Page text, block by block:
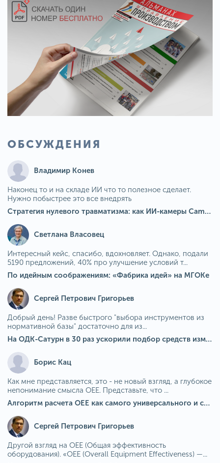
ОБСУЖДЕНИЯ
Владимир Конев
Наконец то и на складе ИИ что то полезное сделает.
Нужно побыстрее это все внедрять
Стратегия нулевого травматизма: как ИИ-камеры Camkord снижают риск наезда на пешехода при работе на погрузчике
Светлана Власовец
Интересный кейс, спасибо, вдохновляет. Однако, подали
5190 предложений, 40% про улучшение условий т...
По идейным соображениям: «Фабрика идей» на МГОКе
Сергей Петрович Григорьев
Добрый день! Разве быстрого "выбора инструментов из
нормативной базы" достаточно для из...
На ОДК-Сатурн в 30 раз ускорили подбор средств измерения для контроля качества продукции
Борис Кац
Как мне представляется, это - не новый взгляд, а глубокое
непонимание смысла OEE. Представьте, что ...
Алгоритм расчета ОЕЕ как самого универсального и современного показателя эффективности оборудования в мире
Сергей Петрович Григорьев
Другой взгляд на OEE (Общая эффективность
оборудования). «OEE (Overall Equipment Effectiveness) —...